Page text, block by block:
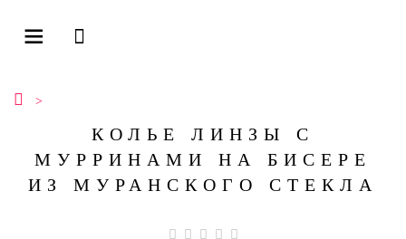
КОЛЬЕ ЛИНЗЫ С
МУРРИНАМИ НА БИСЕРЕ
ИЗ МУРАНСКОГО СТЕКЛА